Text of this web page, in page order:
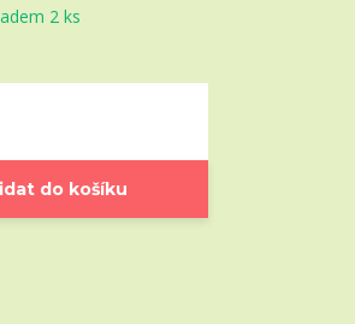
2 ks
do košíku